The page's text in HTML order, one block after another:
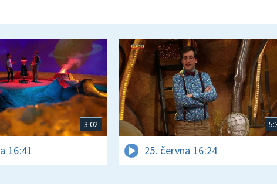
3:02
16:41 25. června 16:24